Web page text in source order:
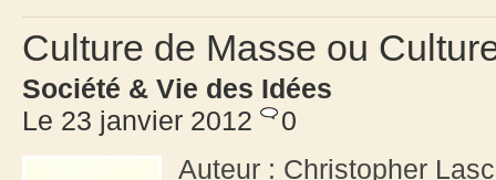
Culture de Masse ou
Société & Vie des Idées
Le 23 janvier 2012
0
Auteur : Christopher